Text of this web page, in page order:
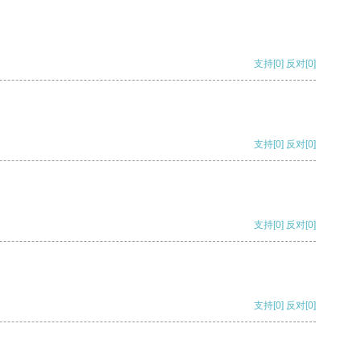
支持[0] 反对[0]
支持[0] 反对[0]
支持[0] 反对[0]
支持[0] 反对[0]